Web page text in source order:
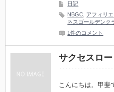
日記
NBGC アフィリエ
ネスゴールデンク
1件のコメント
サクセスロー
こんにちは。甲斐